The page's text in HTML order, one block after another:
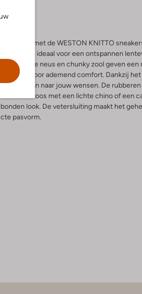
comfort met de WESTON KNITTO
zijn ideaal voor een ontspannen
De ronde neus en chunky zool geven een
zorgt voor ademend comfort. Dankzij het
aan naar jouw wensen. De
ze moeiteloos met een lichte chino of een
look. De vetersluiting maakt het
pasvorm.